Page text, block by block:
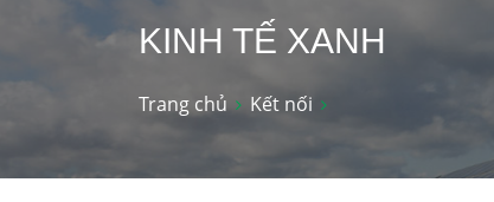
KINH TẾ XANH
Trang chủ Kết nối